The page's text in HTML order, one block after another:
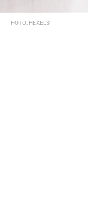
FOTO: PEXELS